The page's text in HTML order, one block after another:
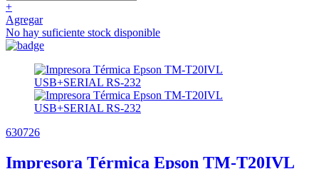
+
Agregar
No hay suficiente stock disponible
630726
Impresora Térmica Epson TM-T20IVL